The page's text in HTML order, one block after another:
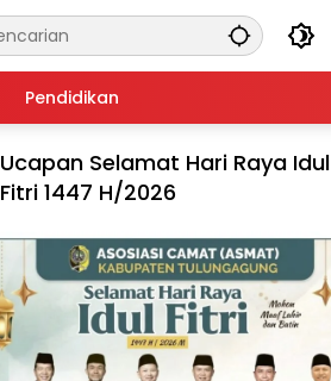
Pendidikan
Ucapan Selamat Hari Raya Idul
Fitri 1447 H/2026